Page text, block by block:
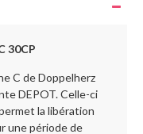
30CP
C de Doppelherz
DEPOT. Celle-ci
la libération
une période de